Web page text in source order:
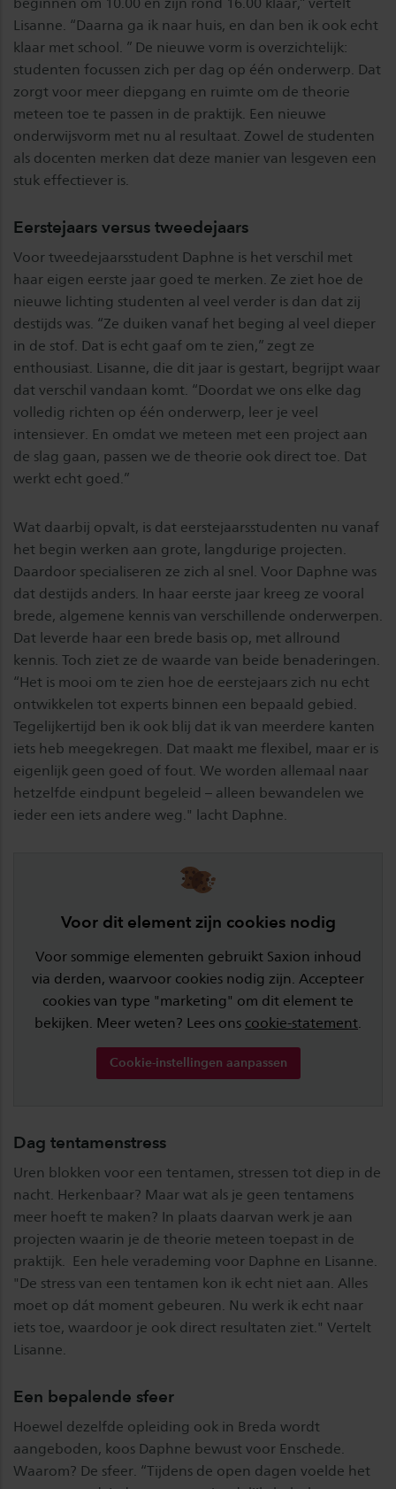
Lisanne. “Daarna ga ik naar huis, en dan ben ik ook echt
klaar met school. ” De nieuwe vorm is overzichtelijk:
studenten focussen zich per dag op één onderwerp. Dat
zorgt voor meer diepgang en ruimte om de theorie
meteen toe te passen in de praktijk. Een nieuwe
onderwijsvorm met nu al resultaat. Zowel de studenten
als docenten merken dat deze manier van lesgeven een
stuk effectiever is.
Eerstejaars versus tweedejaars
Voor tweedejaarsstudent Daphne is het verschil met
haar eigen eerste jaar goed te merken. Ze ziet hoe de
nieuwe lichting studenten al veel verder is dan dat zij
destijds was. “Ze duiken vanaf het beging al veel dieper
in de stof. Dat is echt gaaf om te zien,” zegt ze
enthousiast. Lisanne, die dit jaar is gestart, begrijpt waar
dat verschil vandaan komt. “Doordat we ons elke dag
volledig richten op één onderwerp, leer je veel
intensiever. En omdat we meteen met een project aan
de slag gaan, passen we de theorie ook direct toe. Dat
werkt echt goed.”
Wat daarbij opvalt, is dat eerstejaarsstudenten nu vanaf
het begin werken aan grote, langdurige projecten.
Daardoor specialiseren ze zich al snel. Voor Daphne was
dat destijds anders. In haar eerste jaar kreeg ze vooral
brede, algemene kennis van verschillende onderwerpen.
Dat leverde haar een brede basis op, met allround
kennis. Toch ziet ze de waarde van beide benaderingen.
“Het is mooi om te zien hoe de eerstejaars zich nu echt
ontwikkelen tot experts binnen een bepaald gebied.
Tegelijkertijd ben ik ook blij dat ik van meerdere kanten
iets heb meegekregen. Dat maakt me flexibel, maar er is
eigenlijk geen goed of fout. We worden allemaal naar
hetzelfde eindpunt begeleid – alleen bewandelen we
ieder een iets andere weg." lacht Daphne.
Voor dit element zijn cookies nodig
Voor sommige elementen gebruikt Saxion inhoud
via derden, waarvoor cookies nodig zijn. Accepteer
cookies van type "marketing" om dit element te
bekijken. Meer weten? Lees ons cookie-statement.
Cookie-instellingen aanpassen
Dag tentamenstress
Uren blokken voor een tentamen, stressen tot diep in de
nacht. Herkenbaar? Maar wat als je geen tentamens
meer hoeft te maken? In plaats daarvan werk je aan
projecten waarin je de theorie meteen toepast in de
praktijk. Een hele verademing voor Daphne en Lisanne.
"De stress van een tentamen kon ik echt niet aan. Alles
moet op dát moment gebeuren. Nu werk ik echt naar
iets toe, waardoor je ook direct resultaten ziet." Vertelt
Lisanne.
Een bepalende sfeer
Hoewel dezelfde opleiding ook in Breda wordt
aangeboden, koos Daphne bewust voor Enschede.
Waarom? De sfeer. “Tijdens de open dagen voelde het